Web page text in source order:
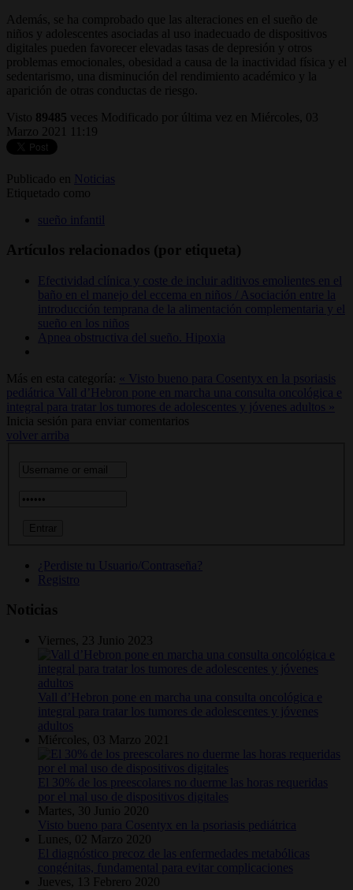
Además, se ha comprobado que las alteraciones en el sueño de
niños y adolescentes asociadas al uso inadecuado de dispositivos
digitales pueden favorecer elevadas tasas de depresión y otros
problemas emocionales, obesidad a causa de la inactividad física y el
sedentarismo, una disminución del rendimiento académico y la
aparición de otras conductas de riesgo.
Visto 89485 veces Modificado por última vez en Miércoles, 03
Marzo 2021 11:19
Publicado en
Noticias
Etiquetado como
sueño infantil
Artículos relacionados (por etiqueta)
Efectividad clínica y coste de incluir aditivos emolientes en el
baño en el manejo del eccema en niños / Asociación entre la
introducción temprana de la alimentación complementaria y el
sueño en los niños
Apnea obstructiva del sueño. Hipoxia
Más en esta categoría: « Visto bueno para Cosentyx en la psoriasis
pediátrica Vall d’Hebron pone en marcha una consulta oncológica e
integral para tratar los tumores de adolescentes y jóvenes adultos »
Inicia sesión para enviar comentarios
volver arriba
¿Perdiste tu Usuario/Contraseña?
Registro
Noticias
Viernes, 23 Junio 2023
Vall d’Hebron pone en marcha una consulta oncológica e
integral para tratar los tumores de adolescentes y jóvenes
adultos
Miércoles, 03 Marzo 2021
El 30% de los preescolares no duerme las horas requeridas
por el mal uso de dispositivos digitales
Martes, 30 Junio 2020
Visto bueno para Cosentyx en la psoriasis pediátrica
Lunes, 02 Marzo 2020
El diagnóstico precoz de las enfermedades metabólicas
congénitas, fundamental para evitar complicaciones
Jueves, 13 Febrero 2020